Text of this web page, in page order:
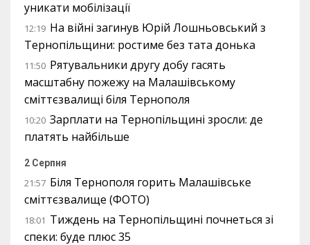
уникати мобілізації
12:19 На війні загинув Юрій Лошньовський з
Тернопільщини: ростиме без тата донька
11:50 Рятувальники другу добу гасять
масштабну пожежу на Малашівському
сміттєзвалищі біля Тернополя
10:20 Зарплати на Тернопільщині зросли: де
платять найбільше
2 Серпня
21:57 Біля Тернополя горить Малашівське
сміттєзвалище (ФОТО)
18:01 Тиждень на Тернопільщині почнеться зі
спеки: буде плюс 35